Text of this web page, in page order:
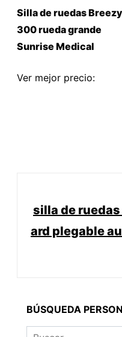
Silla de ruedas Breezy
300 rueda grande
Sunrise Medical
Ver mejor precio:
de
entradas
silla de
ard plegable
BÚSQUEDA
Buscar: